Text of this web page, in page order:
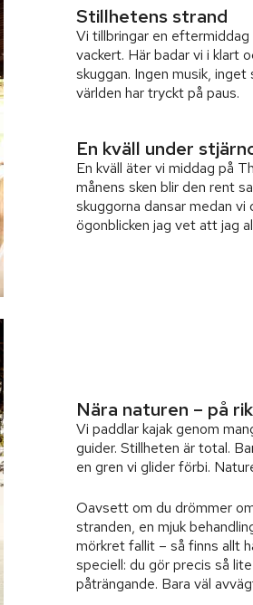
Stillhetens strand
Vi tillbringar en
vackert. Här badar vi i klart
skuggan. Ingen musik,
världen har tryckt på paus.
En kväll under
En kväll äter vi middag på
månens sken blir den rent
skuggorna dansar medan
ögonblicken jag vet att jag
Nära naturen – på
Vi paddlar kajak genom
guider. Stillheten är total.
en gren vi glider förbi.
Oavsett om du drömmer
stranden, en mjuk
mörkret fallit – så finns allt
speciell: du gör precis så
påträngande. Bara väl